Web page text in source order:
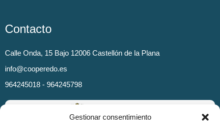
Gestionar consentimiento
Contacto
Calle Onda, 15 Bajo 12006 Castellón de la Plana
info@cooperedo.es
964245018 - 964245798